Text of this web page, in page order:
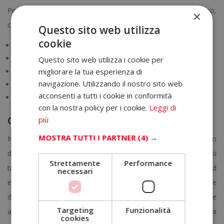
Però ce ne sono altri che a volte non si associano al bruxismo,
come ad esempio:
dolore al collo, alle orecchie e alla testa;
insonnia;
vertigini;
dolore alla colonna vertebrale e rigidità delle spalle;
sensibilità dentale.
Cause
Non è semplice determinare la causa del bruxismo. È stato
dimostrato che i fattori possono essere molteplici. Tra di essi
troviamo ansia, nervosismo e stress, i problemi psicologici ed
emotivi o i disturbi del sonno. Può essere dovuto, come
dicevamo, ad un problema fisico come un disallineamento delle
arcate dentarie, ossia malocclusione o la risposta muscolare a
×
Questo sito web utilizza
cookie
Questo sito web utilizza i cookie per
migliorare la tua esperienza di
navigazione. Utilizzando il nostro sito web
acconsenti a tutti i cookie in conformità
con la nostra policy per i cookie. Leggi di
più
MOSTRA TUTTI I PARTNER (4) →
Strettamente
necessari
Performance
Targeting
cookies
Funzionalità